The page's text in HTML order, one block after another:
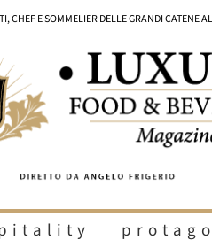
CHEF E SOMMELIER DELLE GRANDI CATENE